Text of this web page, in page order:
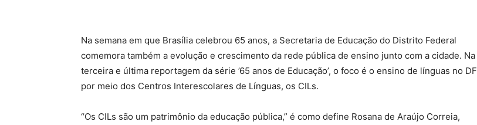
Na semana em que Brasília celebrou 65 anos, a Secretaria de Educação do Distrito Federal
comemora também a evolução e crescimento da rede pública de ensino junto com a cidade. Na
terceira e última reportagem da série ’65 anos de Educação’, o foco é o ensino de línguas no DF
por meio dos Centros Interescolares de Línguas, os CILs.
“Os CILs são um patrimônio da educação pública,” é como define Rosana de Araújo Correia,